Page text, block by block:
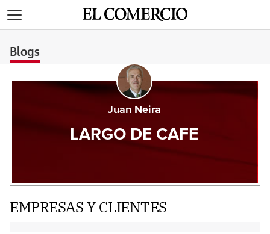
Blogs
Juan Neira
LARGO DE CAFE
EMPRESAS Y CLIENTES